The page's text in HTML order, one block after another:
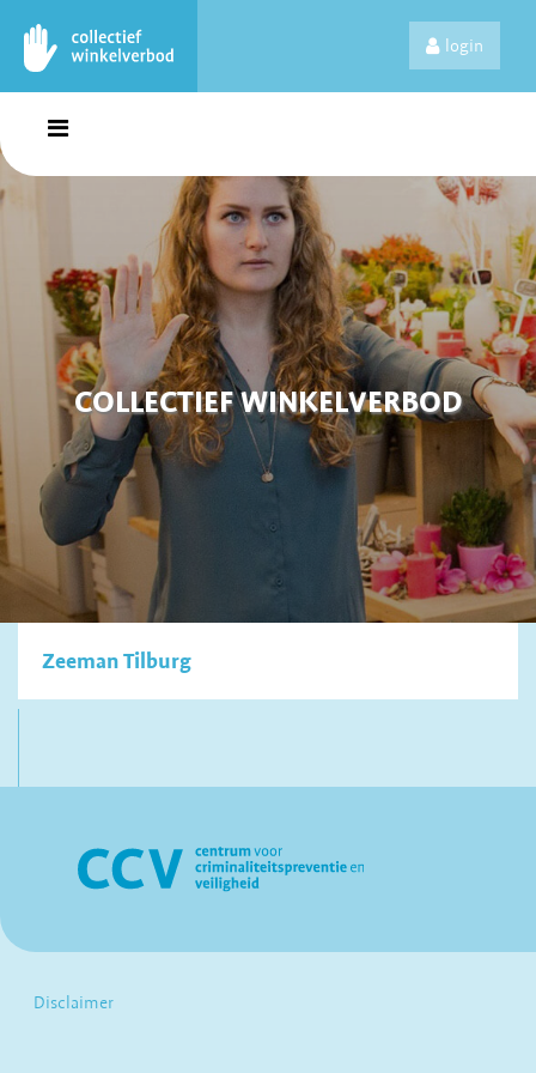
login
COLLECTIEF WINKELVERBOD
Zeeman Tilburg
Disclaimer